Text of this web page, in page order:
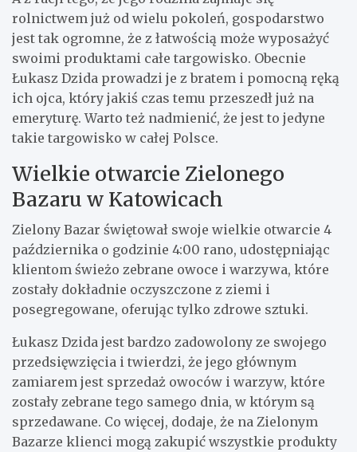
rolnictwem już od wielu pokoleń, gospodarstwo
jest tak ogromne, że z łatwością może wyposażyć
swoimi produktami całe targowisko. Obecnie
Łukasz Dzida prowadzi je z bratem i pomocną ręką
ich ojca, który jakiś czas temu przeszedł już na
emeryturę. Warto też nadmienić, że jest to jedyne
takie targowisko w całej Polsce.
Wielkie otwarcie Zielonego
Bazaru w Katowicach
Zielony Bazar świętował swoje wielkie otwarcie 4
października o godzinie 4:00 rano, udostępniając
klientom świeżo zebrane owoce i warzywa, które
zostały dokładnie oczyszczone z ziemi i
posegregowane, oferując tylko zdrowe sztuki.
Łukasz Dzida jest bardzo zadowolony ze swojego
przedsięwzięcia i twierdzi, że jego głównym
zamiarem jest sprzedaż owoców i warzyw, które
zostały zebrane tego samego dnia, w którym są
sprzedawane. Co więcej, dodaje, że na Zielonym
Bazarze klienci mogą zakupić wszystkie produkty